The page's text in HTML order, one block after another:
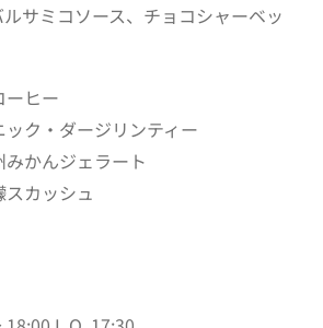
サミコソース、チョコシャーベッ
ーヒー
ック・ダージリンティー
みかんジェラート
スカッシュ